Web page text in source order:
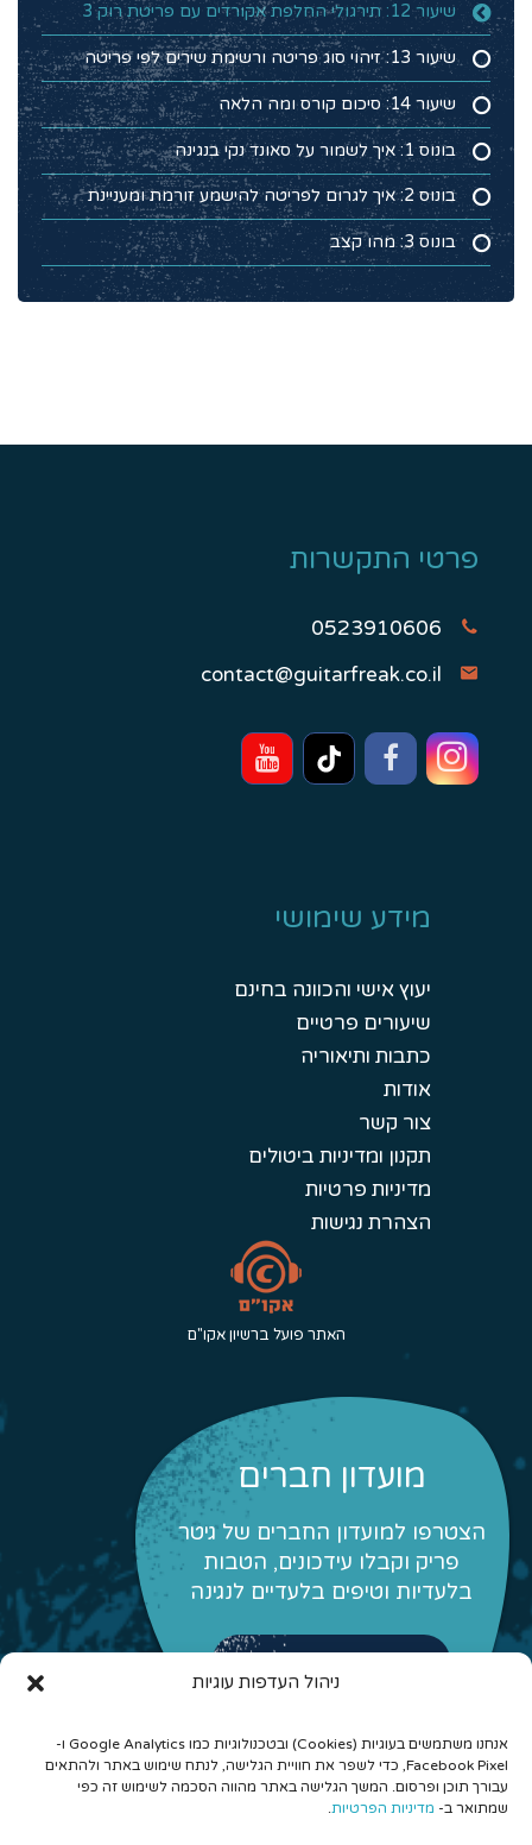
ניהול העדפות עוגיות
אנחנו משתמשים בעוגיות (Cookies) ובטכנולוגיות כמו Google Analytics ו-
Facebook Pixel, כדי לשפר את חוויית הגלישה, לנתח שימוש באתר ולהתאים
עבורך תוכן ופרסום. המשך הגלישה באתר מהווה הסכמה לשימוש זה כפי
שמתואר ב- מדיניות הפרטיות.
שיעור 12: תירגולי החלפת אקורדים עם פריטת רוק 3
שיעור 13: זיהוי סוג פריטה ורשימת שירים לפי פריטה
שיעור 14: סיכום קורס ומה הלאה
בונוס 1: איך לשמור על סאונד נקי בנגינה
בונוס 2: איך לגרום לפריטה להישמע זורמת ומעניינת
בונוס 3: מהו קצב
פרטי התקשרות
0523910606
contact@guitarfreak.co.il
מידע שימושי
יעוץ אישי והכוונה בחינם
שיעורים פרטיים
כתבות ותיאוריה
אודות
צור קשר
תקנון ומדיניות ביטולים
מדיניות פרטיות
הצהרת נגישות
האתר פועל ברשיון אקו"ם
מועדון חברים
הצטרפו למועדון החברים של גיטר
פריק וקבלו עידכונים, הטבות
בלעדיות וטיפים בלעדיים לנגינה